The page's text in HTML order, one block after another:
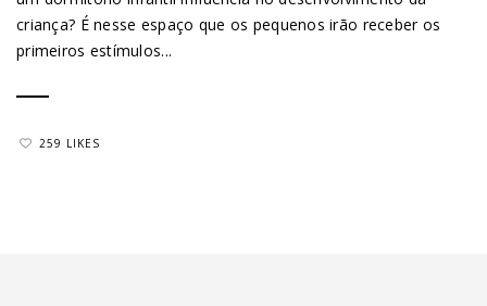
criança? É nesse espaço que os pequenos irão receber os
primeiros estímulos...
259 LIKES